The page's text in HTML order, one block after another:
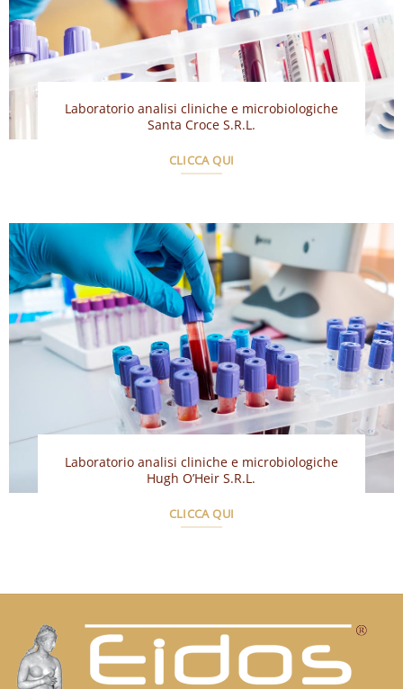
Laboratorio analisi cliniche e microbiologiche
Santa Croce S.R.L.
CLICCA QUI
Laboratorio analisi cliniche e microbiologiche
Hugh O’Heir S.R.L.
CLICCA QUI